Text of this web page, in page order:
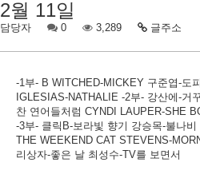
2월 11일
담당자 0 3,289 글주소
-1부- B WITCHED-MICKEY 구준엽-도
IGLESIAS-NATHALIE -2부- 강산에-거
찬 연어들처럼 CYNDI LAUPER-SHE
-3부- 클릭B-보라빛 향기 강승목-불나
THE WEEKEND CAT STEVENS-
리상자-좋은 날 최성수-TV를 보면서